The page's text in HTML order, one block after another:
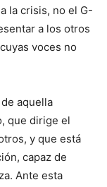
la crisis, no el G-
a los otros
voces no
aquella
que dirige el
y que está
capaz de
Ante esta